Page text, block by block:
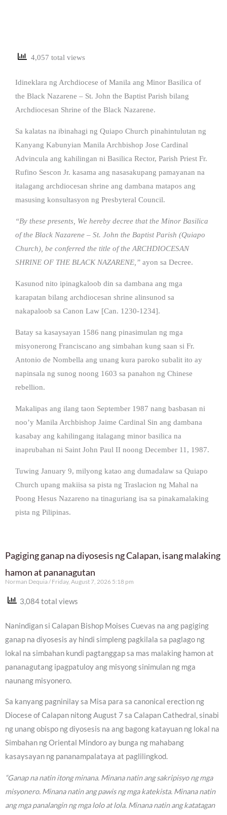
4,057 total views
Idineklara ng Archdiocese of Manila ang Minor Basilica of
the Black Nazarene – St. John the Baptist Parish bilang
Archdiocesan Shrine of the Black Nazarene.
Sa kalatas na ibinahagi ng Quiapo Church pinahintulutan ng
Kanyang Kabunyian Manila Archbishop Jose Cardinal
Advincula ang kahilingan ni Basilica Rector, Parish Priest Fr.
Rufino Sescon Jr. kasama ang nasasakupang pamayanan na
italagang archdiocesan shrine ang dambana matapos ang
masusing konsultasyon ng Presbyteral Council.
“By these presents, We hereby decree that the Minor Basilica
of the Black Nazarene – St. John the Baptist Parish (Quiapo
Church), be conferred the title of the ARCHDIOCESAN
SHRINE OF THE BLACK NAZARENE,” ayon sa Decree.
Kasunod nito ipinagkaloob din sa dambana ang mga
karapatan bilang archdiocesan shrine alinsunod sa
nakapaloob sa Canon Law [Can. 1230-1234].
Batay sa kasaysayan 1586 nang pinasimulan ng mga
misyonerong Franciscano ang simbahan kung saan si Fr.
Antonio de Nombella ang unang kura paroko subalit ito ay
napinsala ng sunog noong 1603 sa panahon ng Chinese
rebellion.
Makalipas ang ilang taon September 1987 nang basbasan ni
noo’y Manila Archbishop Jaime Cardinal Sin ang dambana
kasabay ang kahilingang italagang minor basilica na
inaprubahan ni Saint John Paul II noong December 11, 1987.
Tuwing January 9, milyong katao ang dumadalaw sa Quiapo
Church upang makiisa sa pista ng Traslacion ng Mahal na
Poong Hesus Nazareno na tinaguriang isa sa pinakamalaking
pista ng Pilipinas.
Pagiging ganap na diyosesis ng Calapan, isang malaking
hamon at pananagutan
Norman Dequia Friday, August 7, 2026 5:18 pm
3,084 total views
Nanindigan si Calapan Bishop Moises Cuevas na ang pagiging
ganap na diyosesis ay hindi simpleng pagkilala sa paglago ng
lokal na simbahan kundi pagtanggap sa mas malaking hamon at
pananagutang ipagpatuloy ang misyong sinimulan ng mga
naunang misyonero.
Sa kanyang pagninilay sa Misa para sa canonical erection ng
Diocese of Calapan nitong August 7 sa Calapan Cathedral, sinabi
ng unang obispo ng diyosesis na ang bagong katayuan ng lokal na
Simbahan ng Oriental Mindoro ay bunga ng mahabang
kasaysayan ng pananampalataya at paglilingkod.
“Ganap na natin itong minana. Minana natin ang sakripisyo ng mga
misyonero. Minana natin ang pawis ng mga katekista. Minana natin
ang mga panalangin ng mga lolo at lola. Minana natin ang katatagan